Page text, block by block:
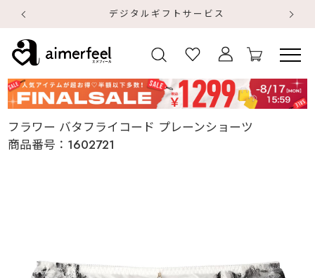
デジタルギフトサービス
フラワー バタフライコード プレーンショーツ
商品番号： 1602721